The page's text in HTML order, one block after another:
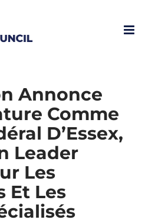
Annonce
Comme
D’Essex,
Leader
Les
Et Les